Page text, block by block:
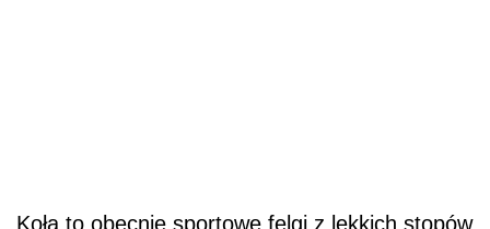
Koła to obecnie sportowe felgi z lekkich stopów